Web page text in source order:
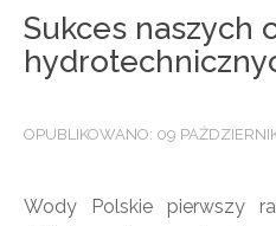
Sukces naszych
OPUBLIKOWANO: 09
Wody Polskie pierwszy